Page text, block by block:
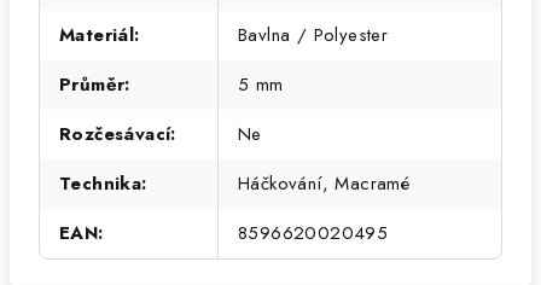
Materiál:
Bavlna / Polyester
Průměr:
5 mm
Rozčesávací:
Ne
Technika:
Háčkování, Macramé
EAN: 8596620020495